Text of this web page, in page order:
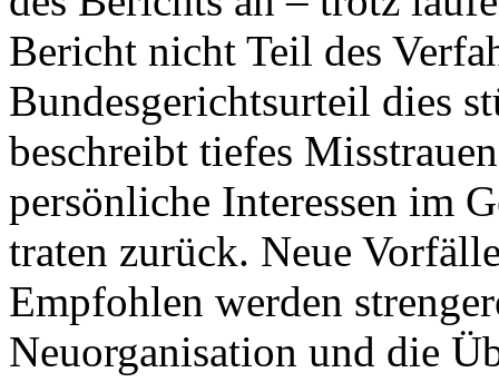
Bericht nicht Teil des
Bundesgerichtsurteil dies
beschreibt tiefes
persönliche Interessen im
traten zurück. Neue
Empfohlen werden
Neuorganisation und die